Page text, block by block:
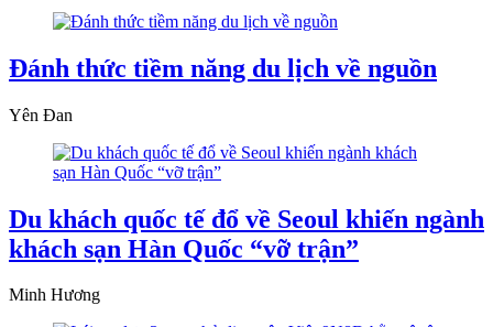
Đánh thức tiềm năng du lịch về nguồn
Yên Đan
Du khách quốc tế đổ về Seoul khiến ngành
khách sạn Hàn Quốc “vỡ trận”
Minh Hương